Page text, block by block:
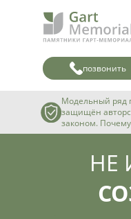
позвонить
Модельный ряд
защищён
законом. Почему
НЕ